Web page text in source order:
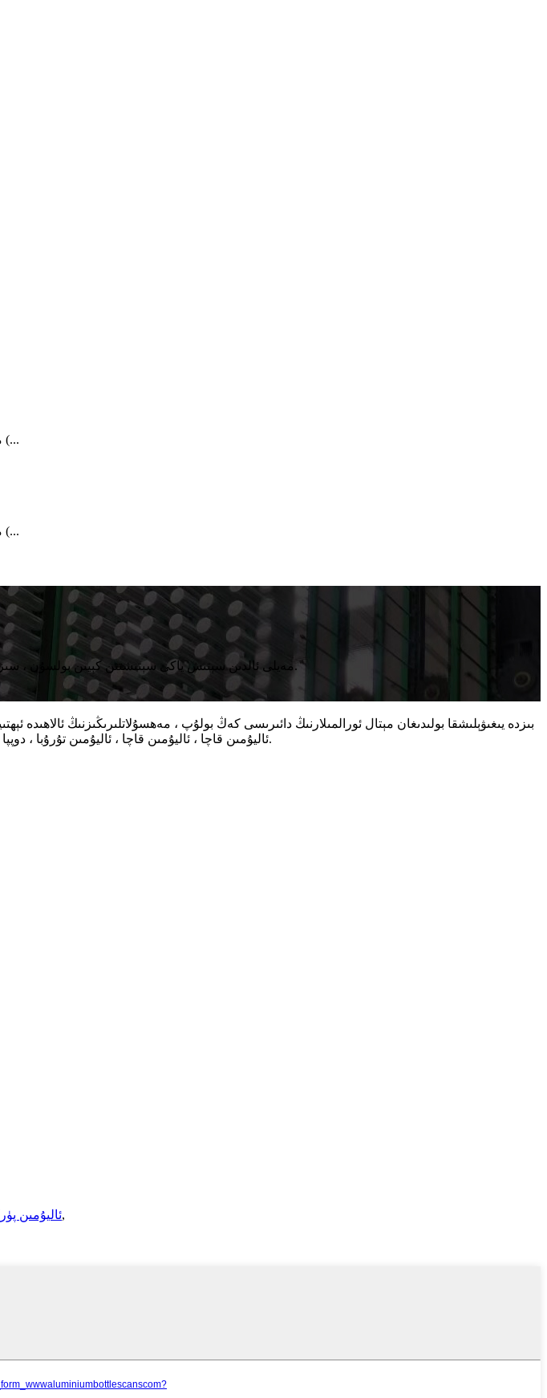
مەھسۇلات تەپسىلاتلىرى ماتېرىيال:% 99.7 ئاليۇمىن قاپ: ئاليۇمىن بۇرمىلاش دوپپا سىغىمى (...
مەھسۇلات تەپسىلاتلىرى ماتېرىيال:% 99.7 ئاليۇمىن قاپ: ئاليۇمىن بۇرمىلاش دوپپا سىغىمى (...
مەيلى ئالدىن سېتىش ياكى سېتىشتىن كېيىن بولسۇن ، سىزگە ئەڭ ياخشى مۇلازىمەت بىلەن تەمىنلەيمىز ، مەھسۇلاتلىرىمىزنى تېخىمۇ تېز بىلدۈرىمىز ۋە ئىشلىتىمىز.
بىزدە يىغىۋېلىشقا بولىدىغان مېتال ئورالمىلارنىڭ دائىرىسى كەڭ بولۇپ ، مەھسۇلاتلىرىڭىزنىڭ
ئاليۇمىن قاچا ، ئاليۇمىن قاچا ، ئاليۇمىن تۇرۇبا ، دوپپا ، داتلاشماس پولات مەھسۇلاتلىرى ۋە باشقا مېتال ئورالما مەھسۇلاتلىرىنى ئۆز ئىچىگە ئالىدۇ. قاتارلىقلار.
ئاليۇمىن,